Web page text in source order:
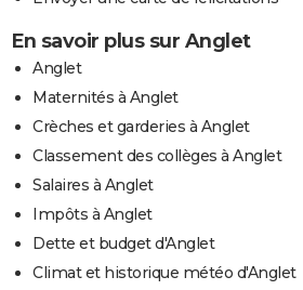
En savoir plus sur Anglet
Anglet
Maternités à Anglet
Crèches et garderies à Anglet
Classement des collèges à Anglet
Salaires à Anglet
Impôts à Anglet
Dette et budget d'Anglet
Climat et historique météo d'Anglet